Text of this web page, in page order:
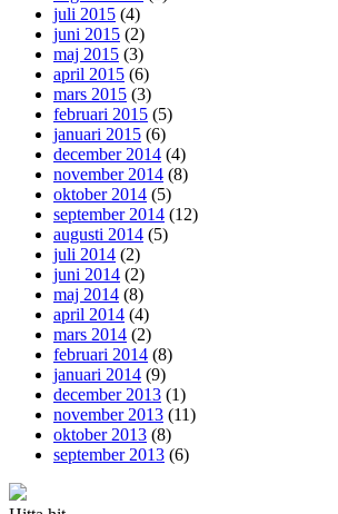
juli 2015 (4)
juni 2015 (2)
maj 2015 (3)
april 2015 (6)
mars 2015 (3)
februari 2015 (5)
januari 2015 (6)
december 2014 (4)
november 2014 (8)
oktober 2014 (5)
september 2014 (12)
augusti 2014 (5)
juli 2014 (2)
juni 2014 (2)
maj 2014 (8)
april 2014 (4)
mars 2014 (2)
februari 2014 (8)
januari 2014 (9)
december 2013 (1)
november 2013 (11)
oktober 2013 (8)
september 2013 (6)